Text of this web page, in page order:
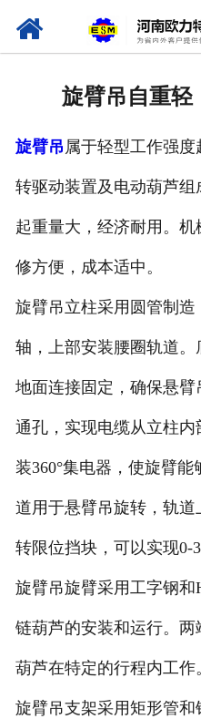
旋臂吊自重轻
旋臂吊 属于轻型工作强
转驱动装置及电动葫芦组
起重量大，经济耐用。
修方便，成本适中。
旋臂吊立柱采用圆管制
轴，上部安装腰圈轨道
地面连接固定，确保悬
通孔，实现电缆从立柱
装360°集电器，使旋臂能
道用于悬臂吊旋转，轨
转限位挡块，可以实现0-
旋臂吊旋臂采用工字钢
链葫芦的安装和运行。
葫芦在特定的行程内工作
旋臂吊支架采用矩形管和